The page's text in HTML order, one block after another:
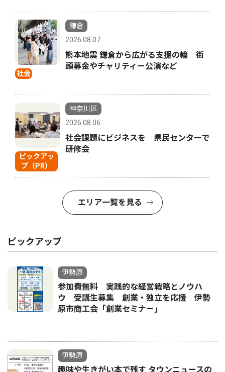
社会
鎌倉
2026.08.07
熊本地震 鎌倉から広がる支援の輪 街
頭募金やチャリティー公演など
ピックアッ
プ（PR）
神奈川区
2026.08.06
社会課題にビジネスを 県民センターで
研修会
エリア一覧を見る
ピックアップ
伊勢原
参加費無料 実践的な経営戦略とノウハ
ウ 受講生募集 創業・独立を応援 伊勢
原市商工会「創業セミナー｣
伊勢原
趣味や生きがい本で残す タウンニュースの